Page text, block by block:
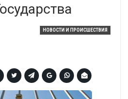
НОВОСТИ И ПРОИСШЕСТВИЯ